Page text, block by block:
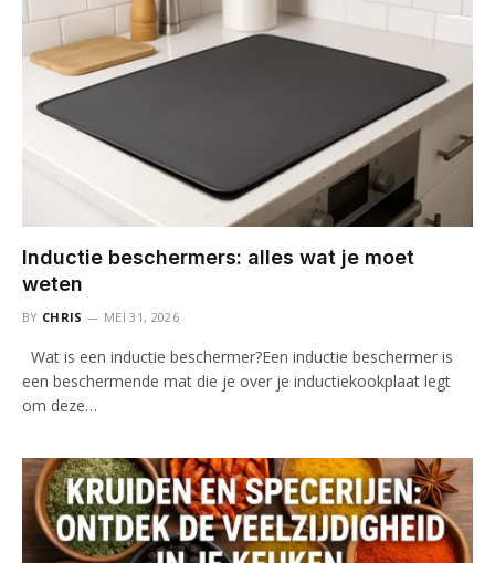
Inductie beschermers: alles wat je moet
weten
BY CHRIS MEI 31, 2026
Wat is een inductie beschermer?Een inductie beschermer is
een beschermende mat die je over je inductiekookplaat legt
om deze…